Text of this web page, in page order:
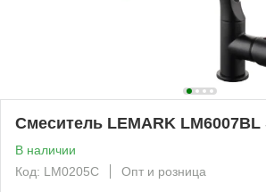
Смеситель LEMARK LM6007BL
В наличии
Код: LM0205C
Опт и розница